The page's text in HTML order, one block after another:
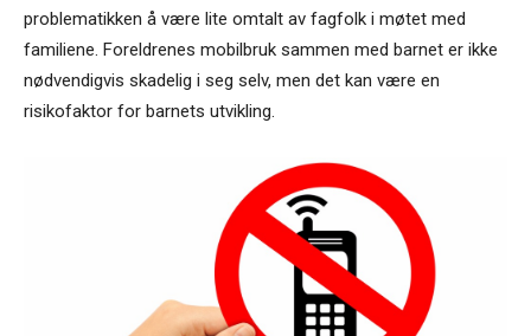
problematikken å være lite omtalt av fagfolk i møtet med
familiene. Foreldrenes mobilbruk sammen med barnet er ikke
nødvendigvis skadelig i seg selv, men det kan være en
risikofaktor for barnets utvikling.